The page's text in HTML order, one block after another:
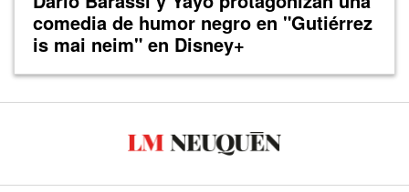
comedia de humor negro en "Gutiérrez
is mai neim" en Disney+